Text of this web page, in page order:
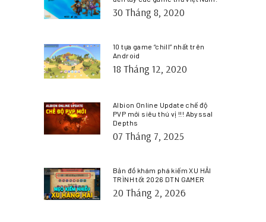
30 Tháng 8, 2020
10 tựa game “chill” nhất trên
Android
18 Tháng 12, 2020
Albion Online Update chế độ
PVP mới siêu thú vị !!! Abyssal
Depths
07 Tháng 7, 2025
Bản đồ khám phá kiếm XU HẢI
TRÌNH tốt 2026 DTN GAMER
20 Tháng 2, 2026